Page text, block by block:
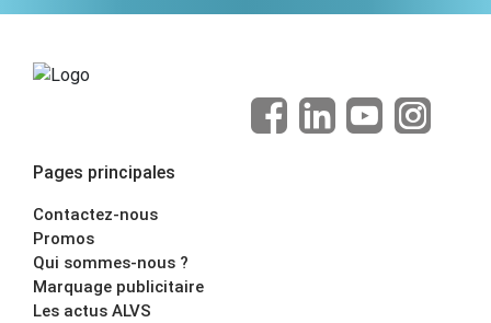
Pages principales
Contactez-nous
Promos
Qui sommes-nous ?
Marquage publicitaire
Les actus ALVS